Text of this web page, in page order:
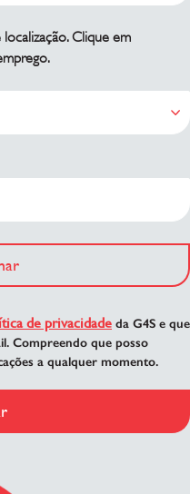
Clique em
de privacidade da G4S e que
Compreendo que posso
a qualquer momento.